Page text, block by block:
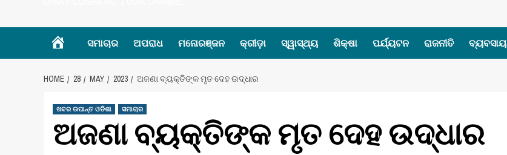
Homeସମାଚାର ଅପରାଧ ମନୋରଞ୍ଜନ କ୍ରୀଡ଼ା ସ୍ୱାସ୍ଥ୍ୟ ଶିକ୍ଷା ପର୍ଯ୍ୟଟନ ରାଜନୀତି ବ୍ୟବସାୟ
HOME 28 MAY 2023 ଅଜଣା ବ୍ୟକ୍ତିଙ୍କ ମୃତ ଦେହ ଉଦ୍ଧାର
ଖବର ଉପାନ୍ତ ଓଡିଶା ସମାଚାର
ଅଜଣା ବ୍ୟକ୍ତିଙ୍କ ମୃତ ଦେହ ଉଦ୍ଧାର